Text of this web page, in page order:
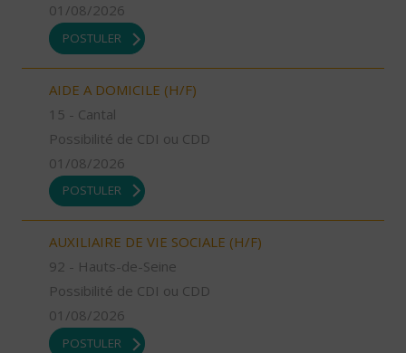
01/08/2026
POSTULER
AIDE A DOMICILE (H/F)
15 - Cantal
Possibilité de CDI ou CDD
01/08/2026
POSTULER
AUXILIAIRE DE VIE SOCIALE (H/F)
92 - Hauts-de-Seine
Possibilité de CDI ou CDD
01/08/2026
POSTULER